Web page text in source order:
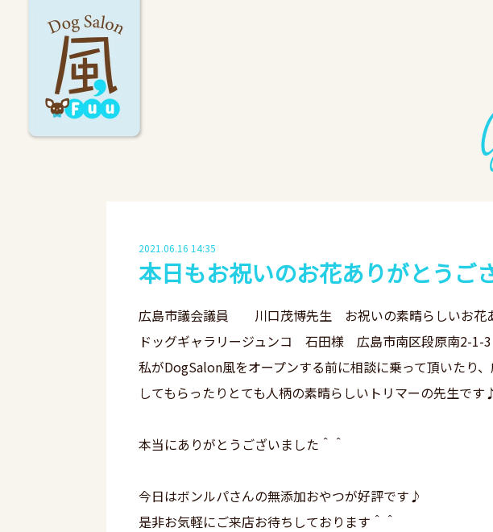
2021.06.16 14:35
本日もお祝いのお花ありがとうご
広島市議会議員 川口茂博先生 お祝いの素晴らしいお花
ドッグギャラリージュンコ 石田様 広島市南区段原南2-1-
私がDogSalon風をオープンする前に相談に乗って頂いたり
してもらったりとても人柄の素晴らしいトリマーの先生です
本当にありがとうございました＾＾
今日はボンルパさんの無添加おやつが好評です♪
是非お気軽にご来店お待ちしております＾＾